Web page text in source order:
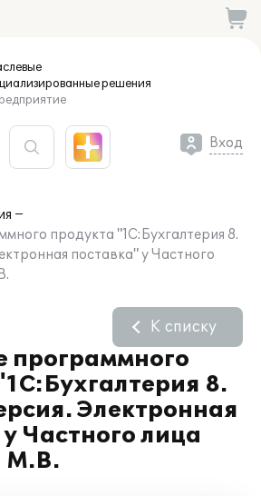
решения
Вход
продукта "1С:Бухгалтерия 8.
поставка" у Частного
программного
8.
Электронная
Частного лица
М.В.
К списку